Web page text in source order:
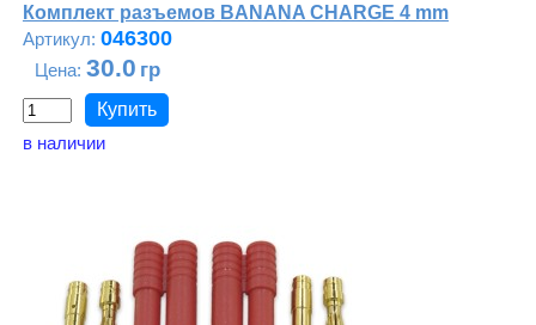
Комплект разъемов BANANA CHARGE 4 mm
046300
30.0
в наличии